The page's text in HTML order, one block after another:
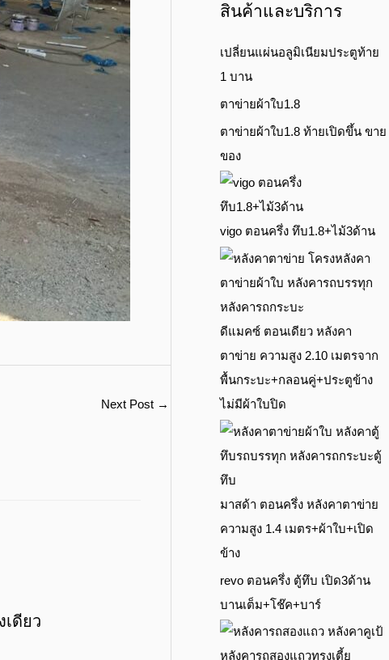
Next Post →
เดียว
สินค้าและบริการ
เปลี่ยนแผ่นอลูมิเนียมประตูท้าย
1 บาน
ตาข่ายผ้าใบ1.8
ตาข่ายผ้าใบ1.8 ท้ายเปิดขึ้น ขาย
ของ
vigo ตอนครึ่ง ทึบ1.8+ไม้3ด้าน
ดีแมคซ์ ตอนเดียว หลังคา
ตาข่าย ความสูง 2.10 เมตรจาก
พื้นกระบะ+กลอนคู่+ประตูข้าง
ไม่มีผ้าใบปิด
มาสด้า ตอนครึ่ง หลังคาตาข่าย
ความสูง 1.4 เมตร+ผ้าใบ+เปิด
ข้าง
revo ตอนครึ่ง ตู้ทึบ เปิด3ด้าน
บานเต็ม+โช๊ค+บาร์